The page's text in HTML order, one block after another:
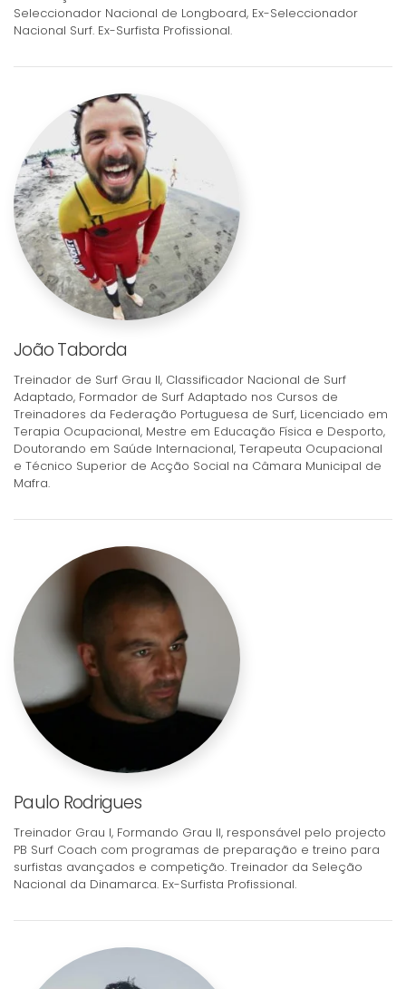
Seleccionador Nacional de Longboard, Ex-Seleccionador
Nacional Surf. Ex-Surfista Profissional.
João Taborda
Treinador de Surf Grau II, Classificador Nacional de Surf
Adaptado, Formador de Surf Adaptado nos Cursos de
Treinadores da Federação Portuguesa de Surf, Licenciado em
Terapia Ocupacional, Mestre em Educação Física e Desporto,
Doutorando em Saúde Internacional, Terapeuta Ocupacional
e Técnico Superior de Acção Social na Câmara Municipal de
Mafra.
Paulo Rodrigues
Treinador Grau I, Formando Grau II, responsável pelo projecto
PB Surf Coach com programas de preparação e treino para
surfistas avançados e competição. Treinador da Seleção
Nacional da Dinamarca. Ex-Surfista Profissional.